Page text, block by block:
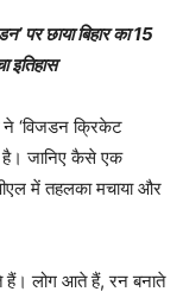
छाया बिहार का 15
इतिहास
ने ‘विजडन क्रिकेट
है। जानिए कैसे एक
में तहलका मचाया और
हैं। लोग आते हैं, रन बनाते